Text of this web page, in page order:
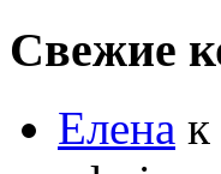
Свежие
Елена к